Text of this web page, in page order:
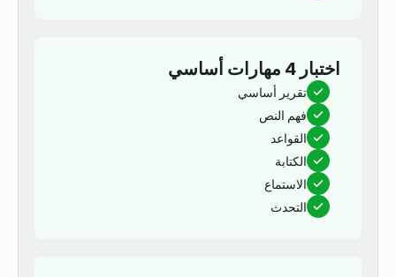
اختبار 4 مهارات أساسي
تقرير أساسي
فهم النص
القواعد
الكتابة
الاستماع
التحدث